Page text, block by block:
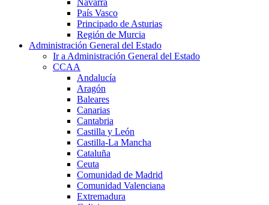
País Vasco
Principado de Asturias
Región de Murcia
Administración General del Estado
Ir a Administración General del Estado
CCAA
Andalucía
Aragón
Baleares
Canarias
Cantabria
Castilla y León
Castilla-La Mancha
Cataluña
Ceuta
Comunidad de Madrid
Comunidad Valenciana
Extremadura